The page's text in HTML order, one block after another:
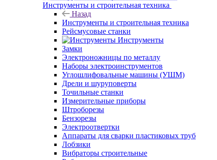
Инструменты и строительная техника
Назад
Инструменты и строительная техника
Рейсмусовые станки
Инструменты
Замки
Электроножницы по металлу
Наборы электроинструментов
Углошлифовальные машины (УШМ)
Дрели и шуруповерты
Точильные станки
Измерительные приборы
Штроборезы
Бензорезы
Электроотвертки
Аппараты для сварки пластиковых труб
Лобзики
Вибраторы строительные